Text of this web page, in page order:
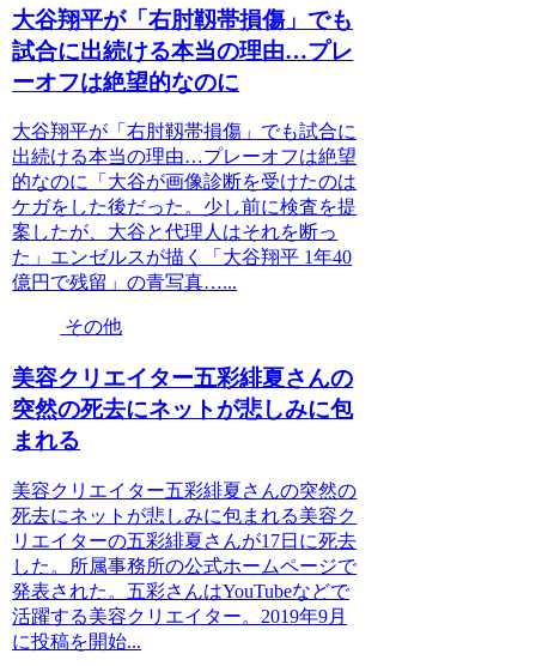
大谷翔平が「右肘靱帯損傷」でも
試合に出続ける本当の理由…プレ
ーオフは絶望的なのに
大谷翔平が「右肘靱帯損傷」でも試合に
出続ける本当の理由…プレーオフは絶望
的なのに「大谷が画像診断を受けたのは
ケガをした後だった。少し前に検査を提
案したが、大谷と代理人はそれを断っ
た」エンゼルスが描く「大谷翔平 1年40
億円で残留」の青写真…...
その他
美容クリエイター五彩緋夏さんの
突然の死去にネットが悲しみに包
まれる
美容クリエイター五彩緋夏さんの突然の
死去にネットが悲しみに包まれる美容ク
リエイターの五彩緋夏さんが17日に死去
した。所属事務所の公式ホームページで
発表された。五彩さんはYouTubeなどで
活躍する美容クリエイター。2019年9月
に投稿を開始...